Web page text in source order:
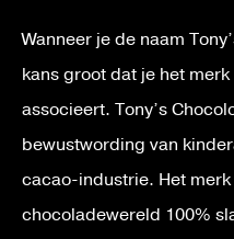
Wanneer je de naam
kans groot dat je het
associeert. Tony’s
bewustwording van
cacao-industrie. Het
chocoladewereld 100%